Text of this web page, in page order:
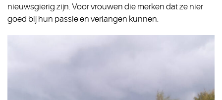
nieuwsgierig zijn. Voor vrouwen die merken dat ze nier
goed bij hun passie en verlangen kunnen.